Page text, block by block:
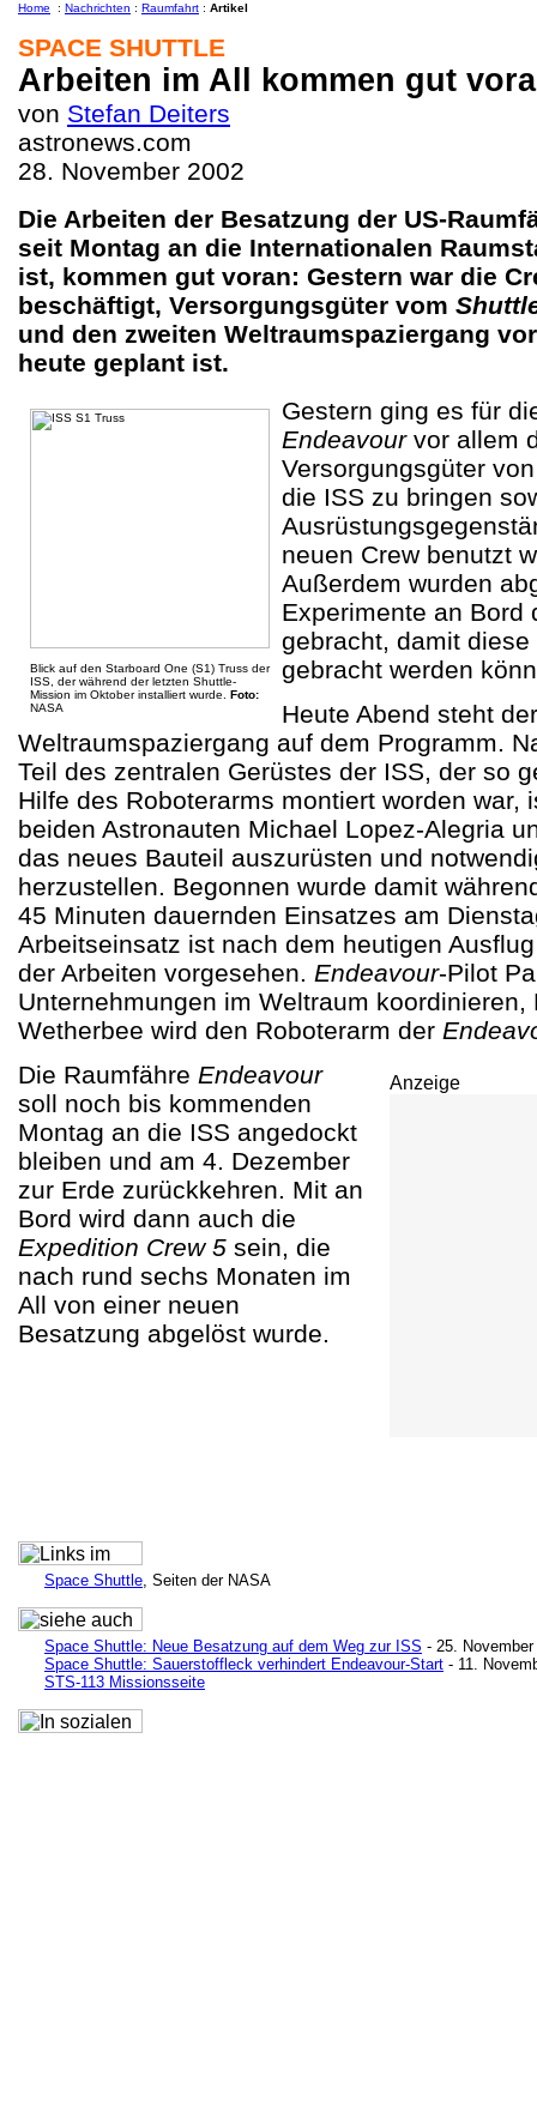
Home : Nachrichten : Raumfahrt : Artikel
SPACE SHUTTLE
Arbeiten im All kommen gut
von Stefan Deiters
astronews.com
28. November 2002
Die Arbeiten der Besatzung der US-
seit Montag an die Internationalen
ist, kommen gut voran: Gestern war die
beschäftigt, Versorgungsgüter vom
und den zweiten Weltraumspaziergang
heute geplant ist.
Blick auf den Starboard One (S1) Truss der
ISS, der während der letzten Shuttle-
Mission im Oktober installiert wurde. Foto:
NASA
Gestern ging es für
Endeavourvor allem
Versorgungsgüter
die ISS zu bringen
neuen Crew benutzt
Außerdem wurden
Experimente an Bord
gebracht, damit
gebracht werden
Heute Abend steht
Weltraumspaziergang auf dem Programm.
Teil des zentralen Gerüstes der ISS, der so
Hilfe des Roboterarms montiert worden war,
beiden Astronauten Michael Lopez-Alegria
das neues Bauteil auszurüsten und
herzustellen. Begonnen wurde damit
45 Minuten dauernden Einsatzes am
Arbeitseinsatz ist nach dem heutigen
der Arbeiten vorgesehen. Endeavour-Pilot
Unternehmungen im Weltraum koordinieren,
Wetherbee wird den Roboterarm der
Anzeige
Die Raumfähre Endeavour
soll noch bis kommenden
Montag an die ISS angedockt
bleiben und am 4. Dezember
zur Erde zurückkehren. Mit an
Bord wird dann auch die
Expedition Crew 5 sein, die
nach rund sechs Monaten im
All von einer neuen
Besatzung abgelöst wurde.
Space Shuttle, Seiten der NASA
Space Shuttle: Neue Besatzung auf dem Weg zur ISS - 25. November
Space Shuttle: Sauerstoffleck verhindert Endeavour-Start - 11.
STS-113 Missionsseite